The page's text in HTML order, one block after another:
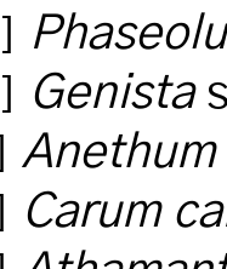
Genista
Anethum
Carum